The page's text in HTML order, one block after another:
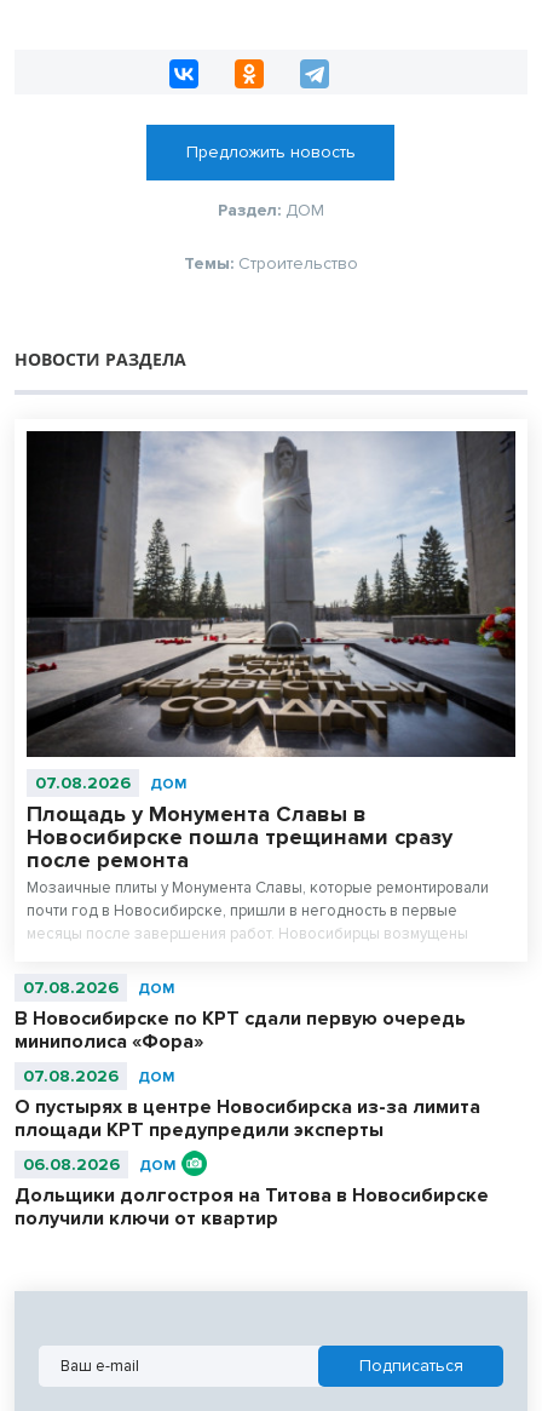
Предложить новость
Раздел: ДОМ
Темы: Строительство
НОВОСТИ РАЗДЕЛА
07.08.2026 ДОМ
Площадь у Монумента Славы в
Новосибирске пошла трещинами сразу
после ремонта
Мозаичные плиты у Монумента Славы, которые ремонтировали
почти год в Новосибирске, пришли в негодность в первые
месяцы после завершения работ. Новосибирцы возмущены
07.08.2026 ДОМ
В Новосибирске по КРТ сдали первую очередь
миниполиса «Фора»
07.08.2026 ДОМ
О пустырях в центре Новосибирска из-за лимита
площади КРТ предупредили эксперты
06.08.2026 ДОМ
Дольщики долгостроя на Титова в Новосибирске
получили ключи от квартир